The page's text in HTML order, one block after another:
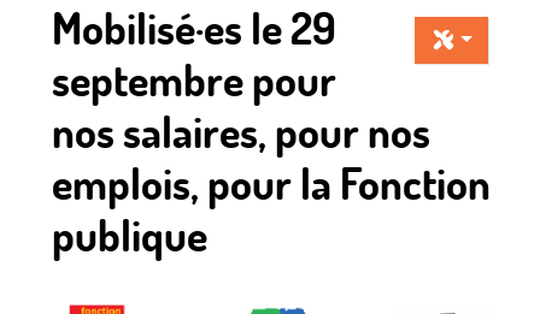
Mobilisé·es le 29
septembre pour
nos salaires, pour nos
emplois, pour la Fonction
publique